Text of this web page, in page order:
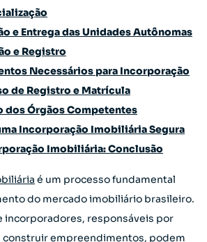
e Entrega das Unidades Autônomas
e Registro
Necessários para Incorporação
de Registro e Matrícula
dos Órgãos Competentes
Incorporação Imobiliária Segura
Imobiliária: Conclusão
é um processo fundamental
do mercado imobiliário brasileiro.
incorporadores, responsáveis por
construir empreendimentos, podem